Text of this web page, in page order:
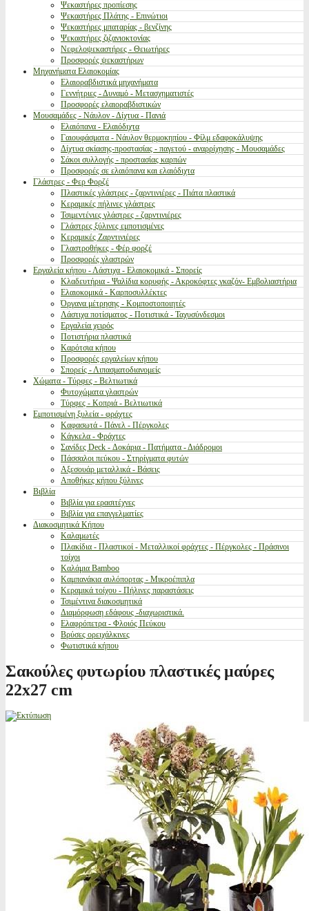
Ψεκαστήρες προπίεσης
Ψεκαστήρες Πλάτης - Επινώτιοι
Ψεκαστήρες μπαταρίας - βενζίνης
Ψεκαστήρες ζιζανιοκτονίας
Νεφελοψεκαστήρες - Θειωτήρες
Προσφορές ψεκαστήρων
Μηχανήματα Ελαιοκομίας
Ελαιοραβδιστικά μηχανήματα
Γεννήτριες - Δυναμό - Μετασχηματιστές
Προσφορές ελαιοραβδιστικών
Μουσαμάδες - Νάυλον - Δίχτυα - Πανιά
Ελαιόπανα - Ελαιόδιχτα
Γαιουφάσματα - Νάυλον θερμοκηπίου - Φίλμ εδαφοκάλυψης
Δίχτυα σκίασης-προστασίας - παγετού - αναρρίχησης - Μουσαμάδες
Σάκοι συλλογής - προστασίας καρπών
Προσφορές σε ελαιόπανα και ελαιόδιχτα
Γλάστρες - Φερ Φορζέ
Πλαστικές γλάστρες - ζαρντινιέρες - Πιάτα πλαστικά
Κεραμικές πήλινες γλάστρες
Τσιμεντένιες γλάστρες - ζαρντινιέρες
Γλάστρες ξύλινες εμποτισμένες
Κεραμικές Ζαρντινιέρες
Γλαστροθήκες - Φέρ φορζέ
Προσφορές γλαστρών
Εργαλεία κήπου - Λάστιχα - Ελαιοκομικά - Σπορείς
Κλαδευτήρια - Ψαλίδια κορυφής - Ακροκόφτες γκαζόν- Εμβολιαστήρια
Ελαιοκομικά - Καρποσυλλέκτες
Όργανα μέτρησης - Κομποστοποιητές
Λάστιχα ποτίσματος - Ποτιστικά - Ταχυσύνδεσμοι
Εργαλεία χειρός
Ποτιστήρια πλαστικά
Καρότσια κήπου
Προσφορές εργαλείων κήπου
Σπορείς - Λιπασματοδιανομείς
Χώματα - Τύρφες - Βελτιωτικά
Φυτοχώματα γλαστρών
Τύρφες - Κοπριά - Βελτιωτικά
Εμποτισμένη ξυλεία - φράχτες
Καφασωτά - Πάνελ - Πέργκολες
Κάγκελα - Φράχτες
Σανίδες Deck - Δοκάρια - Πατήματα - Διάδρομοι
Πάσσαλοι πεύκου - Στηρίγματα φυτών
Αξεσουάρ μεταλλικά - Βάσεις
Αποθήκες κήπου ξύλινες
Βιβλία
Βιβλία για ερασιτέχνες
Βιβλία για επαγγελματίες
Διακοσμητικά Κήπου
Καλαμωτές
Πλακίδια - Πλαστικοί - Μεταλλικοί φράχτες - Πέργκολες - Πράσινοι
τοίχοι
Καλάμια Bamboo
Καμπανάκια αυλόπορτας - Μικροέπιπλα
Κεραμικά τοίχου - Πήλινες παραστάσεις
Τσιμέντινα διακοσμητικά
Διαμόρφωση εδάφους -διαχωριστικά.
Ελαφρόπετρα - Φλοιός Πεύκου
Βρύσες ορειχάλκινες
Φωτιστικά κήπου
Σακούλες φυτωρίου πλαστικές μαύρες
22x27 cm